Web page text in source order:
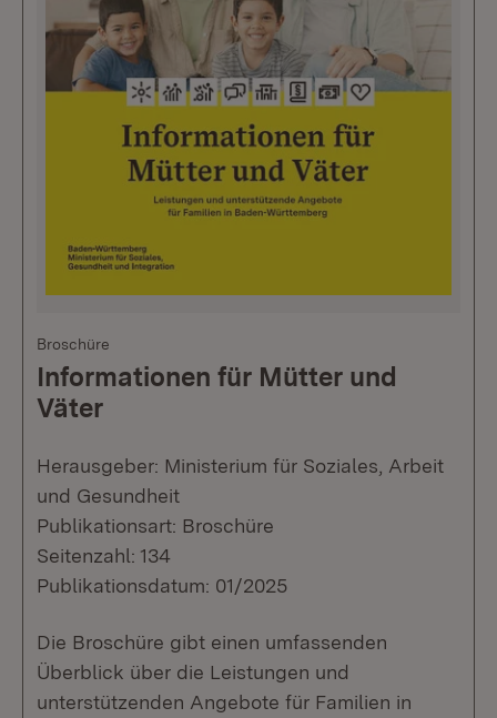
Broschüre
Informationen für Mütter und
Väter
Herausgeber: Ministerium für Soziales, Arbeit
und Gesundheit
Publikationsart: Broschüre
Seitenzahl: 134
Publikationsdatum: 01/2025
Die Broschüre gibt einen umfassenden
Überblick über die Leistungen und
unterstützenden Angebote für Familien in